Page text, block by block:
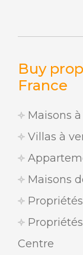
Buy
France
Maisons
Villas à
Maisons
Centre